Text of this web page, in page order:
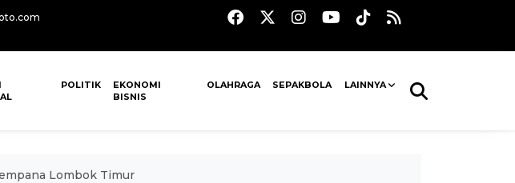
POLITIK
EKONOMI
BISNIS
OLAHRAGA SEPAKBOLA LAINNYA
Lombok Timur